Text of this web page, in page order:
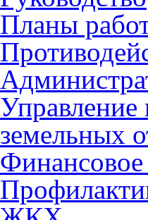
Планы
Управление
земельных
Финансовое